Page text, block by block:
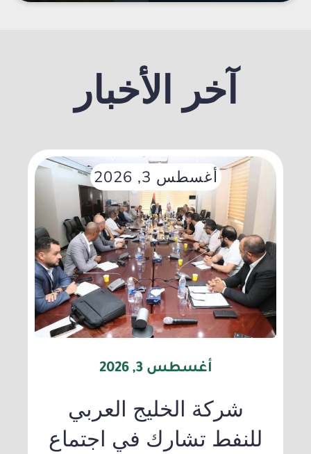
آخر الأخبار
أغسطس 3, 2026
أغسطس 3, 2026
شركة الخليج العربي
للنفط تشارك في اجتماع